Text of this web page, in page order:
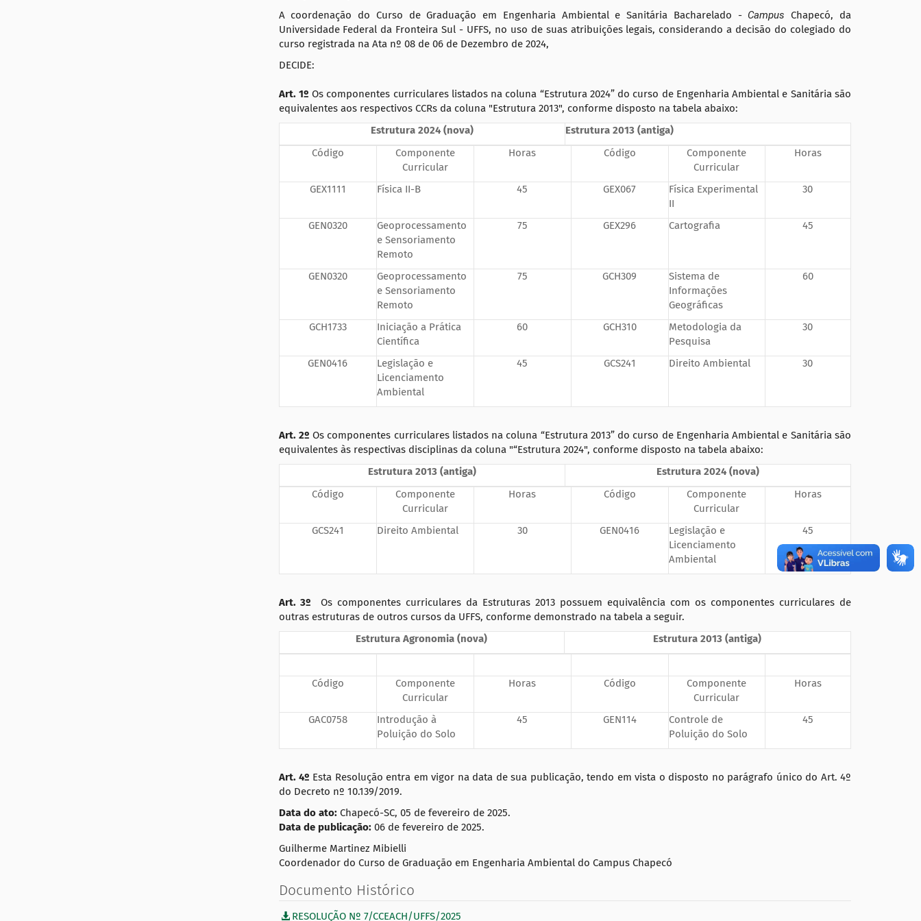
A coordenação do Curso de Graduação em Engenharia Ambiental e Sanitária Bacharelado - Campus Chapecó, da
Universidade Federal da Fronteira Sul - UFFS, no uso de suas atribuições legais, considerando a decisão do colegiado do
curso registrada na Ata nº 08 de 06 de Dezembro de 2024,
DECIDE:
Art. 1ºOs componentes curriculares listados na coluna “Estrutura 2024” do curso de Engenharia Ambiental e Sanitária são
equivalentes aos respectivos CCRs da coluna "Estrutura 2013", conforme disposto na tabela abaixo:
Estrutura 2024(nova)
Estrutura 2013 (antiga)
Código
Componente
Curricular
Horas Código
Componente
Curricular
Horas
GEX1111 Física II-B 45 GEX067
Física Experimental
II
30
GEN0320
Geoprocessamento
e Sensoriamento
Remoto
75 GEX296 Cartografia 45
GEN0320
Geoprocessamento
e Sensoriamento
Remoto
75 GCH309
Sistema de
Informações
Geográficas
60
GCH1733
Iniciação a Prática
Científica
60 GCH310
Metodologia da
Pesquisa
30
GEN0416
Legislação e
Licenciamento
Ambiental
45 GCS241 Direito Ambiental 30
Art. 2ºOs componentes curriculares listados na coluna “Estrutura 2013” do curso de Engenharia Ambiental e Sanitária são
equivalentes às respectivas disciplinas da coluna "“Estrutura 2024", conforme disposto na tabela abaixo:
Estrutura 2013 (antiga)
Estrutura 2024(nova)
Código
Componente
Curricular
Horas Código
Componente
Curricular
Horas
GCS241 Direito Ambiental 30 GEN0416
Legislação e
Licenciamento
Ambiental
45
Art.3ºOs componentes curriculares da Estruturas 2013 possuem equivalência com os componentes curriculares de
outras estruturas de outros cursos da UFFS, conforme demonstrado na tabela a seguir.
Estrutura Agronomia (nova)
Estrutura 2013 (antiga)
Código
Componente
Curricular
Horas Código
Componente
Curricular
Horas
GAC0758
Introdução à
Poluição do Solo
45 GEN114
Controle de
Poluição do Solo
45
Art. 4º Esta Resolução entra em vigor na data de sua publicação, tendo em vista o disposto no parágrafo único do Art. 4º
do Decreto nº 10.139/2019.
Data do ato: Chapecó-SC, 05 de fevereiro de 2025.
Data de publicação: 06 de fevereiro de 2025.
Guilherme Martinez Mibielli
Coordenador do Curso de Graduação em Engenharia Ambiental do Campus Chapecó
Documento Histórico
RESOLUÇÃO Nº 7/CCEACH/UFFS/2025